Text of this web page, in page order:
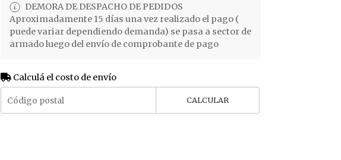
DEMORA DE DESPACHO DE PEDIDOS
Aproximadamente 15 días una vez realizado el pago (
puede variar dependiendo demanda) se pasa a sector de
armado luego del envío de comprobante de pago
Calculá el costo de envío
CALCULAR